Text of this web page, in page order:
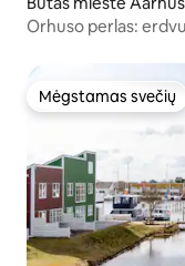
Orhuso perlas: erdvus ir jaukus +
Mėgstamas svečių
Mėgstamas svečių